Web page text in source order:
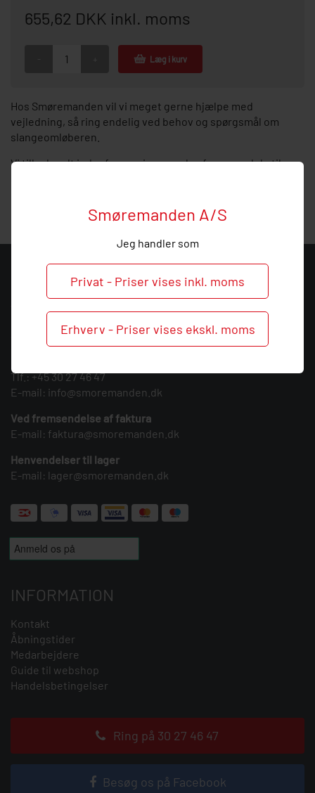
Smøremanden A/S
Jeg handler som
Privat - Priser vises inkl. moms
Erhverv - Priser vises ekskl. moms
655,62 DKK inkl. moms
Læg i kurv
Hos Smøremanden vil vi meget gerne hjælpe med
vejledning, så ring endelig ved behov og spørgsmål om
slangeomløberen.
Vi tilbyder alt indenfor service og salg af reservedele til
KONTAKT
CVR: 39683717
Søndergården 3
9640 Farsø
Tlf.:+45 30 27 46 47
E-mail: info@smoremanden.dk
Ved fremsendelse af faktura
E-mail: faktura@smoremanden.dk
Henvendelser til lager
E-mail: lager@smoremanden.dk
INFORMATION
Kontakt
Åbningstider
Medarbejdere
Guide til webshop
Handelsbetingelser
Ring på 30 27 46 47
Besøg os på Facebook